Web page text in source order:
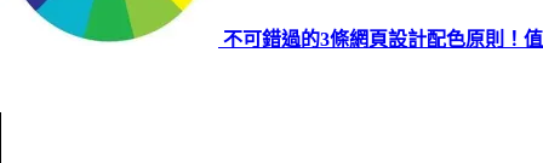
不可錯過的3條網頁設計配色原則！